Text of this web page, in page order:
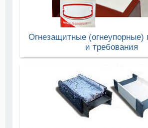
Огнезащитные (огнеупорные)
и требования